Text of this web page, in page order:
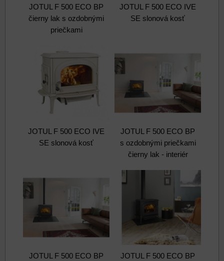
JOTUL F 500 ECO BP
čierny lak s ozdobnými
priečkami
JOTUL F 500 ECO IVE
SE slonová kosť
JOTUL F 500 ECO IVE
SE slonová kosť
JOTUL F 500 ECO BP
s ozdobnými priečkami
čierny lak - interiér
JOTUL F 500 ECO BP
JOTUL F 500 ECO BP